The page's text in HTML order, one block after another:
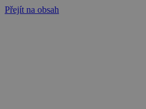
Přejít na obsah